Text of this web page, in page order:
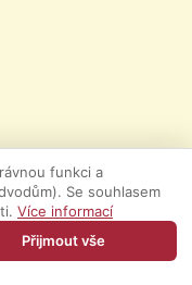
funkci a
Se souhlasem
Více informací
Přijmout vše